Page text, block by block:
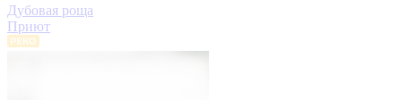
Дубовая роща
Приют